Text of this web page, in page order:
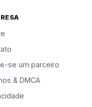
se um parceiro
& DMCA